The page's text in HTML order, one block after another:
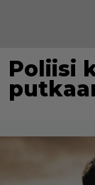
Poliisi